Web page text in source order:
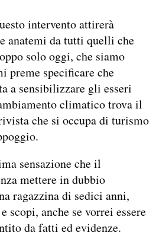
intervento attirerà
anatemi da tutti quelli che
solo oggi, che siamo
preme specificare che
a sensibilizzare gli esseri
climatico trova il
che si occupa di turismo
sensazione che il
mettere in dubbio
ragazzina di sedici anni,
scopi, anche se vorrei essere
da fatti ed evidenze.